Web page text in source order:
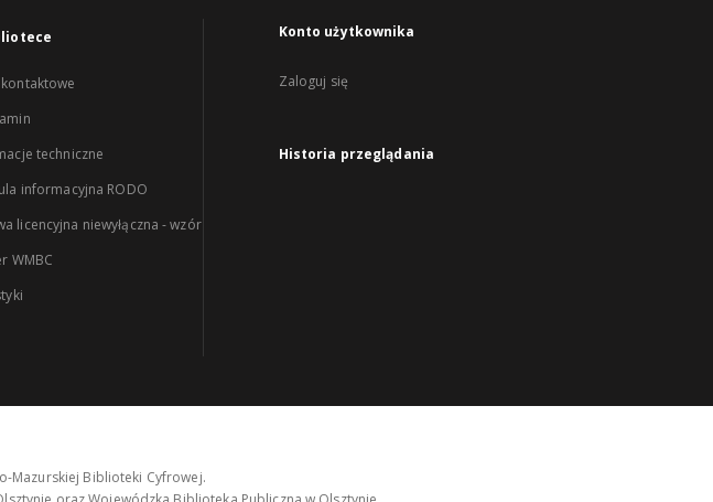
techniczne
informacyjna RODO
licencyjna niewyłączna - wzór
WMBC
Konto użytkownika
Zaloguj się
Historia przeglądania
Mazurskiej Biblioteki Cyfrowej.